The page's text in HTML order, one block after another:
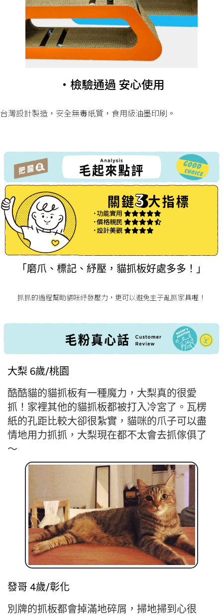
・檢驗通過 安心使用
台灣設計製造，安全無毒紙質，食用級油墨印刷。
˙功能實用
˙價格親民
˙設計美觀
「磨爪、標記、紓壓，貓抓板好處多多！」
抓抓的過程幫助貓咪紓發壓力，更可以避免主子亂抓家具喔！
大梨 6歲/桃園
酷酷貓的貓抓板有一種魔力，大梨真的很愛
抓！家裡其他的貓抓板都被打入冷宮了。瓦楞
紙的孔距比較大卻很紮實，貓咪的爪子可以盡
情地用力抓抓，大梨現在都不太會去抓傢俱了
～
發哥 4歲/彰化
別牌的抓板都會掉滿地碎屑，掃地掃到心很